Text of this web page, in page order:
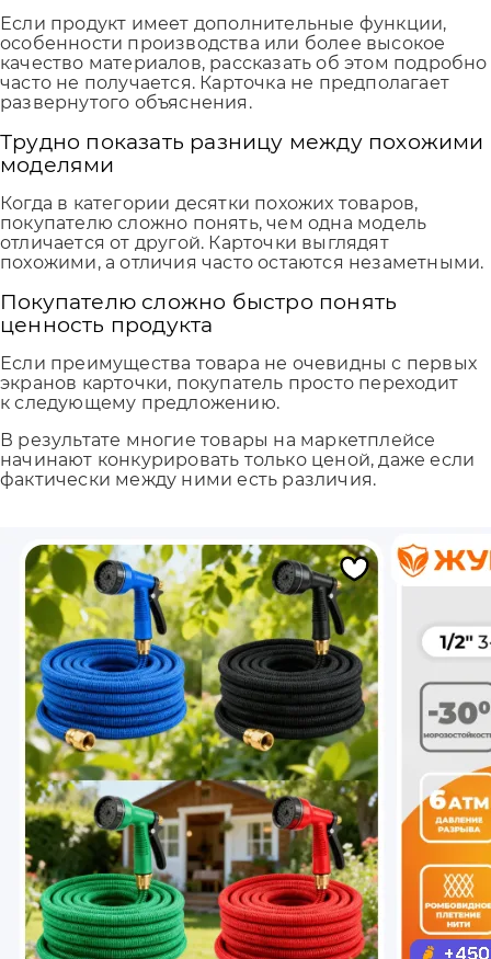
Если продукт имеет дополнительные функции,
особенности производства или более высокое
качество материалов, рассказать об этом подробно
часто не получается. Карточка не предполагает
развернутого объяснения.
Трудно показать разницу между похожими
моделями
Когда в категории десятки похожих товаров,
покупателю сложно понять, чем одна модель
отличается от другой. Карточки выглядят
похожими, а отличия часто остаются незаметными.
Покупателю сложно быстро понять
ценность продукта
Если преимущества товара не очевидны с первых
экранов карточки, покупатель просто переходит
к следующему предложению.
В результате многие товары на маркетплейсе
начинают конкурировать только ценой, даже если
фактически между ними есть различия.